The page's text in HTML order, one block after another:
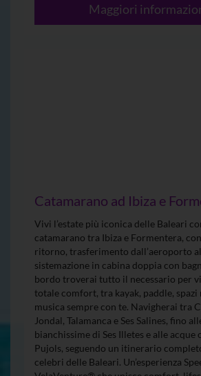
Maggiori
Catamarano ad Ibiza e
Vivi l’estate più iconica delle Baleari
catamarano tra Ibiza e Formentera,
ritorno, trasferimento dall’aeroporto
sistemazione in cabina doppia con
bordo troverai tutto il necessario per
totale comfort, tra kayak, paddle, spazi
musica sempre con te. Navigherai tra
Jondal, Talamanca e Ses Salines, fino
bianchissime di Ses Illetes e alle acque
Pujols, seguendo un itinerario
celebri delle Baleari. Un’esperienza